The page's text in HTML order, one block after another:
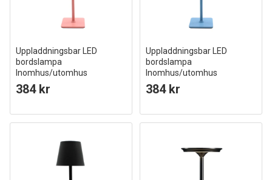
Uppladdningsbar LED
bordslampa
Inomhus/utomhus
Pink, touch dimbar, CCT, IP54
utomhus bordslampa
384 kr
Uppladdningsbar LED
bordslampa
Inomhus/utomhus
Ljusblå, touch dimbar, CCT, IP54
utomhus bordslampa
384 kr